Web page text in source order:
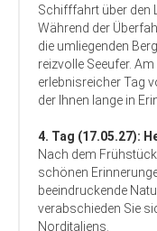
Schifffahrt über den
Während der
die umliegenden
reizvolle Seeufer.
erlebnisreicher Tag
der Ihnen lange in
4. Tag (17.05.27):
Nach dem
schönen
beeindruckende
verabschieden Sie
Norditaliens.